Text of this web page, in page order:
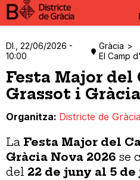
Dl., 22/06/2026 -
10:00
Gràcia
El Camp
Festa Major del
Grassot i
Organitza Districte de Gràcia
La Festa Major del
Gràcia Nova 2026 se
del 22 de juny al 5